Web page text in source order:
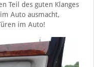
Teil des guten Klanges
Auto ausmacht,
im Auto!